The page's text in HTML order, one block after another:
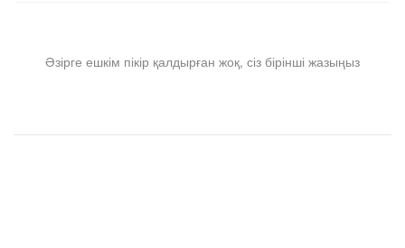
Әзірге ешкім пікір қалдырған жоқ, сіз бірінші жазыңыз